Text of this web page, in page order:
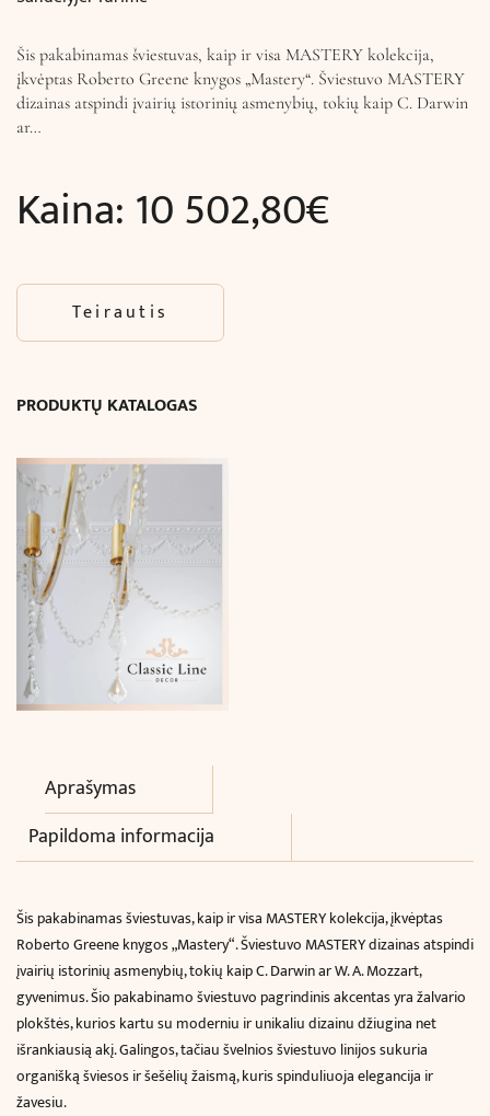
Šis pakabinamas šviestuvas, kaip ir visa MASTERY kolekcija,
įkvėptas Roberto Greene knygos „Mastery“. Šviestuvo MASTERY
dizainas atspindi įvairių istorinių asmenybių, tokių kaip C. Darwin
ar…
Kaina: 10 502,80€
Teirautis
PRODUKTŲ KATALOGAS
Aprašymas
Papildoma informacija
Šis pakabinamas šviestuvas, kaip ir visa MASTERY kolekcija, įkvėptas
Roberto Greene knygos „Mastery“. Šviestuvo MASTERY dizainas atspindi
įvairių istorinių asmenybių, tokių kaip C. Darwin ar W. A. Mozzart,
gyvenimus. Šio pakabinamo šviestuvo pagrindinis akcentas yra žalvario
plokštės, kurios kartu su moderniu ir unikaliu dizainu džiugina net
išrankiausią akį. Galingos, tačiau švelnios šviestuvo linijos sukuria
organišką šviesos ir šešėlių žaismą, kuris spinduliuoja elegancija ir
žavesiu.